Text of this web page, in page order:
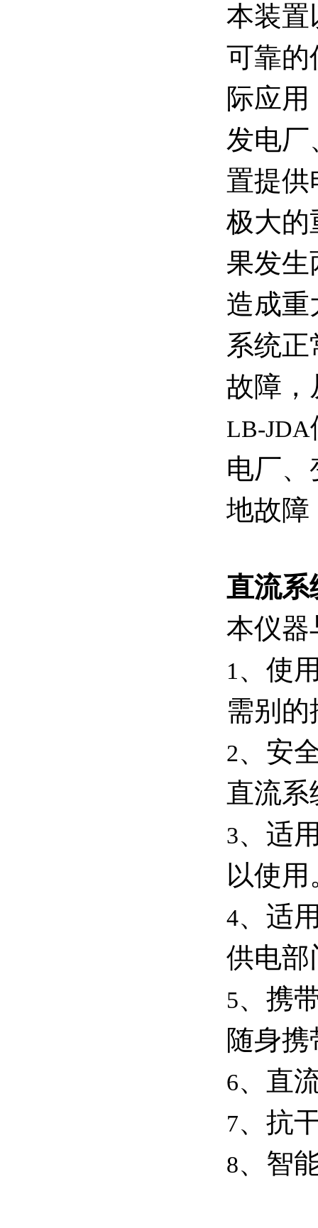
本装置
可靠的
际应
发电厂
置提供
极大的
果发生
造成重
系统
故障，
LB-JDA
电厂
地故障
直流系
本仪器
1 、使
需别的
2、安
直流系
3、适
以使用
4、适
供电部
5、携
随身
6、直
7、抗
8、智